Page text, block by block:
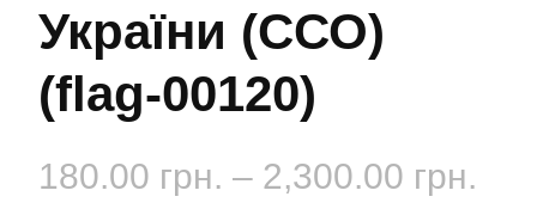
України (ССО)
(flag-00120)
180.00 грн. – 2,300.00 грн.